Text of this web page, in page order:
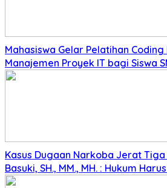
Mahasiswa Gelar Pelatihan
Manajemen Proyek IT bagi Siswa
Kasus Dugaan Narkoba Jerat Tiga
Basuki, SH., MM., MH. : Hukum